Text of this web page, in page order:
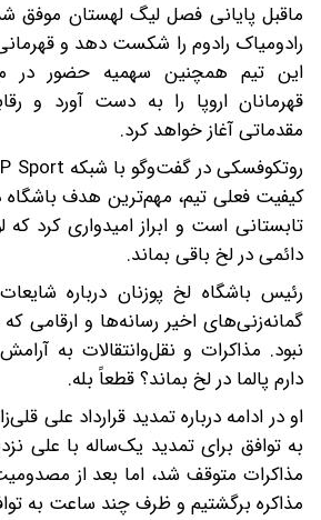
ماقبل پایانی فصل لیگ لهستان موفق
رادومیاک رادوم را شکست دهد و
این تیم همچنین سهمیه حضور در
قهرمانان اروپا را به دست آورد و
مقدماتی آغاز خواهد کرد.
کیفیت فعلی تیم، مهم‌ترین هدف باشگاه
تابستانی است و ابراز امیدواری کرد
دائمی در لخ باقی بماند.
رئیس باشگاه لخ پوزنان درباره
گمانه‌زنی‌های اخیر رسانه‌ها و
نبود. مذاکرات و نقل‌وانتقالات به
دارم پالما در لخ بماند؟ قطعاً بله.
او در ادامه درباره تمدید قرارداد علی
به توافق برای تمدید یک‌ساله با علی
مذاکرات متوقف شد، اما بعد از
مذاکره برگشتیم و ظرف چند ساعت به